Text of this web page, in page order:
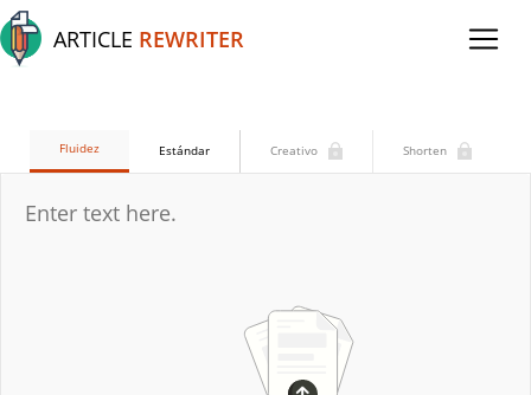
ARTICLE REWRITER
Fluidez Estándar Creativo Shorten